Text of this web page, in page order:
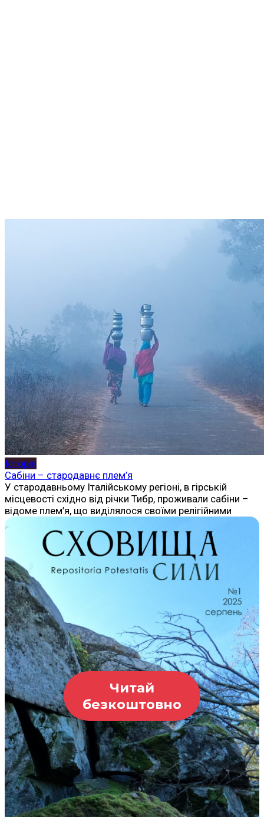
Історія
Сабіни – стародавнє плем’я
У стародавньому Італійському регіоні, в гірській
місцевості східно від річки Тибр, проживали сабіни –
відоме плем’я, що виділялося своїми релігійними
Читай
безкоштовно